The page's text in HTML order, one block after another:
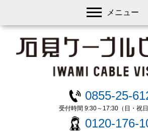
0855-25-
受付時間 9:30～17:30（日・祝日
0120-176-
メニュー